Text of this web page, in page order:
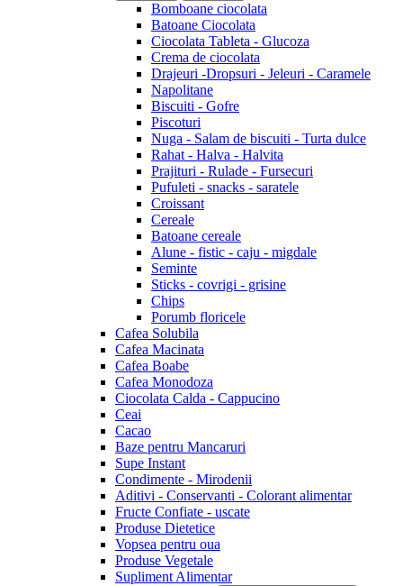
Bomboane ciocolata
Batoane Ciocolata
Ciocolata Tableta - Glucoza
Crema de ciocolata
Drajeuri -Dropsuri - Jeleuri - Caramele
Napolitane
Biscuiti - Gofre
Piscoturi
Nuga - Salam de biscuiti - Turta dulce
Rahat - Halva - Halvita
Prajituri - Rulade - Fursecuri
Pufuleti - snacks - saratele
Croissant
Cereale
Batoane cereale
Alune - fistic - caju - migdale
Seminte
Sticks - covrigi - grisine
Chips
Porumb floricele
Cafea Solubila
Cafea Macinata
Cafea Boabe
Cafea Monodoza
Ciocolata Calda - Cappucino
Ceai
Cacao
Baze pentru Mancaruri
Supe Instant
Condimente - Mirodenii
Aditivi - Conservanti - Colorant alimentar
Fructe Confiate - uscate
Produse Dietetice
Vopsea pentru oua
Produse Vegetale
Supliment Alimentar